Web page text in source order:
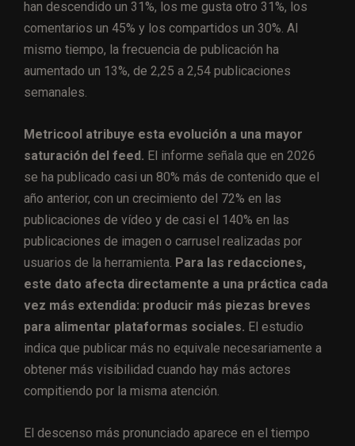
han descendido un 31%, los me gusta otro 31%, los
comentarios un 45% y los compartidos un 30%. Al
mismo tiempo, la frecuencia de publicación ha
aumentado un 13%, de 2,25 a 2,54 publicaciones
semanales.
Metricool atribuye esta evolución a una mayor
saturación del feed. El informe señala que en 2026
se ha publicado casi un 80% más de contenido que el
año anterior, con un crecimiento del 72% en las
publicaciones de vídeo y de casi el 140% en las
publicaciones de imagen o carrusel realizadas por
usuarios de la herramienta. Para las redacciones,
este dato afecta directamente a una práctica cada
vez más extendida: producir más piezas breves
para alimentar plataformas sociales. El estudio
indica que publicar más no equivale necesariamente a
obtener más visibilidad cuando hay más actores
compitiendo por la misma atención.
El descenso más pronunciado aparece en el tiempo